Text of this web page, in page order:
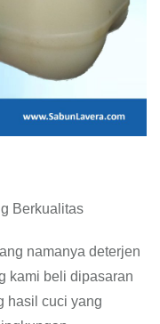
Berkualitas
namanya deterjen
kami beli dipasaran
hasil cuci yang